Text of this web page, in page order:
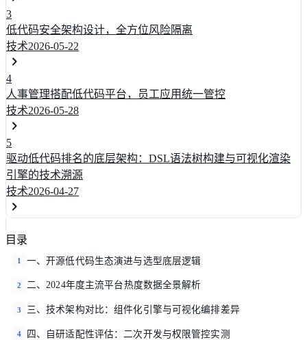
3
低代码安全架构设计，全方位风险隔离
技术2026-05-22
4
人事管理搭配低代码平台，员工应用统一管控
技术2026-05-28
5
驱动低代码排名的底层架构：DSL语法树构建与可视化渲染
引擎的技术溯源
技术2026-04-27
目录
1 一、开源低代码生态演进与选型底层逻辑
2 二、2024年度主流平台热度数据全景解析
3 三、技术架构对比：组件化引擎与可视化编排差异
4 四、自研适配性评估：二次开发与权限管控实测